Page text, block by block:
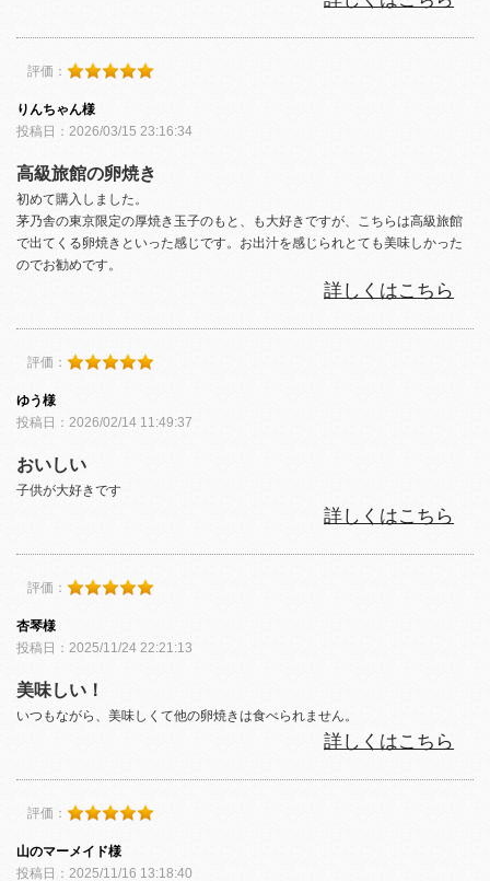
評価：
りんちゃん様
投稿日：2026/03/15 23:16:34
高級旅館の卵焼き
初めて購入しました。
茅乃舎の東京限定の厚焼き玉子のもと、も大好きですが、こちらは高級旅館
で出てくる卵焼きといった感じです。お出汁を感じられとても美味しかった
のでお勧めです。
詳しくはこちら
評価：
ゆう様
投稿日：2026/02/14 11:49:37
おいしい
子供が大好きです
詳しくはこちら
評価：
杏琴様
投稿日：2025/11/24 22:21:13
美味しい！
いつもながら、美味しくて他の卵焼きは食べられません。
詳しくはこちら
評価：
山のマーメイド様
投稿日：2025/11/16 13:18:40